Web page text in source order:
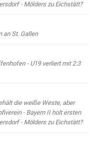
- Mölders zu Eichstätt?
an St. Gallen
- U19 verliert mit 2:3
die weiße Weste, aber
- Bayern II holt ersten
- Mölders zu Eichstätt?